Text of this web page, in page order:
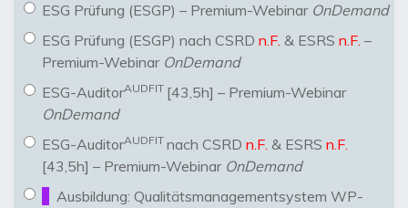
ESG Prüfung (ESGP) – Premium-Webinar OnDemand
ESG Prüfung (ESGP) nach CSRD n.F. & ESRS n.F. –
Premium-Webinar OnDemand
ESG-AuditorAUDFIT [43,5h] – Premium-Webinar
OnDemand
ESG-AuditorAUDFIT nach CSRD n.F. & ESRS n.F.
[43,5h] – Premium-Webinar OnDemand
Ausbildung: Qualitätsmanagementsystem WP-